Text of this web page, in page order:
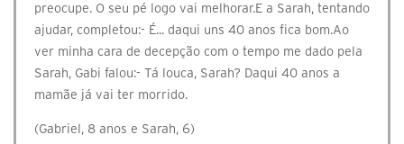
preocupe. O seu pé logo vai melhorar.E a Sarah, tentando
ajudar, completou:- É... daqui uns 40 anos fica bom.Ao
ver minha cara de decepção com o tempo me dado pela
Sarah, Gabi falou:- Tá louca, Sarah? Daqui 40 anos a
mamãe já vai ter morrido.
(Gabriel, 8 anos e Sarah, 6)